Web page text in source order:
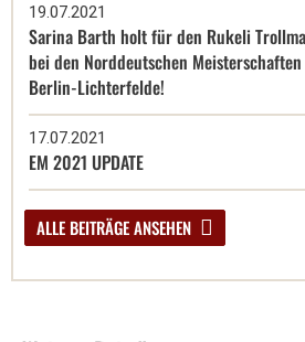
19.07.2021
Sarina Barth holt für den Rukeli
bei den Norddeutschen Meisterschaften
Berlin-Lichterfelde!
17.07.2021
EM 2021 UPDATE
ALLE BEITRÄGE ANSEHEN